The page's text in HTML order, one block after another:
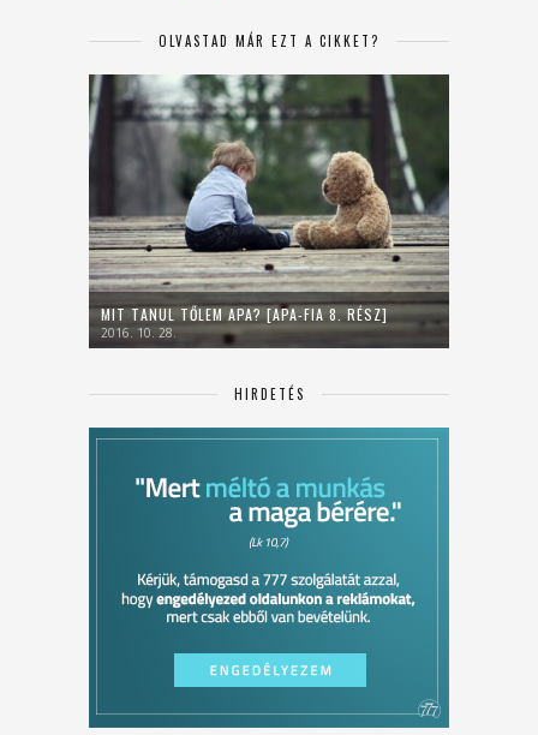
OLVASTAD MÁR EZT A CIKKET?
MIT TANUL TŐLEM APA? [APA-FIA 8. RÉSZ]
2016. 10. 28.
HIRDETÉS